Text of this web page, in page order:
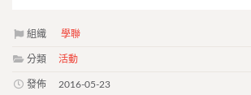
組織 學聯
分類 活動
發佈 2016-05-23